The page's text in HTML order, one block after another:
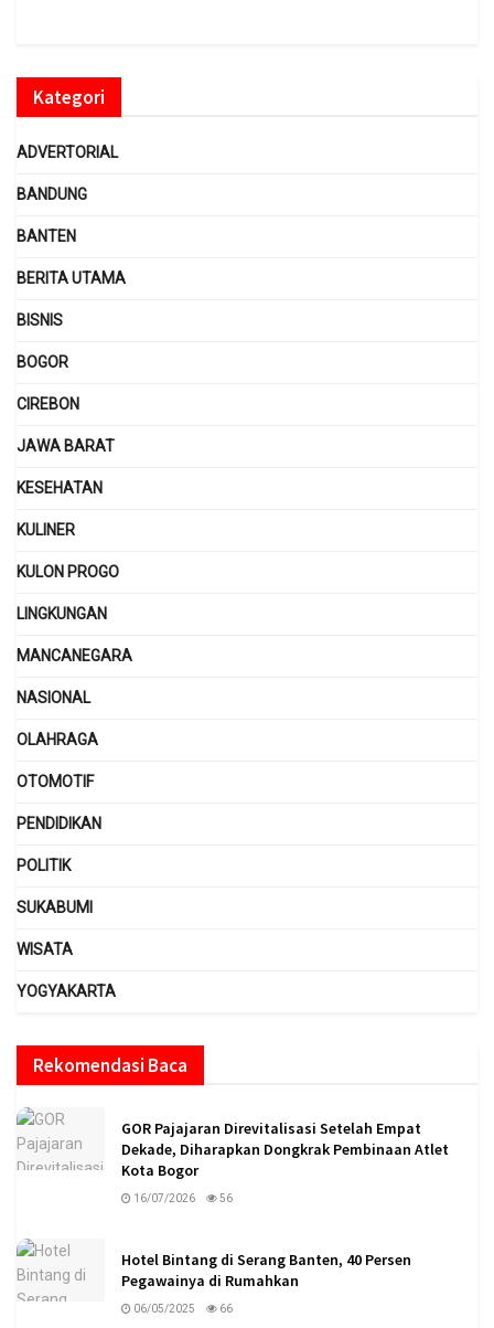
Kategori
ADVERTORIAL
BANDUNG
BANTEN
BERITA UTAMA
BISNIS
BOGOR
CIREBON
JAWA BARAT
KESEHATAN
KULINER
KULON PROGO
LINGKUNGAN
MANCANEGARA
NASIONAL
OLAHRAGA
OTOMOTIF
PENDIDIKAN
POLITIK
SUKABUMI
WISATA
YOGYAKARTA
Rekomendasi Baca
GOR Pajajaran Direvitalisasi Setelah Empat
Dekade, Diharapkan Dongkrak Pembinaan Atlet
Kota Bogor
16/07/2026 56
Hotel Bintang di Serang Banten, 40 Persen
Pegawainya di Rumahkan
06/05/2025 66